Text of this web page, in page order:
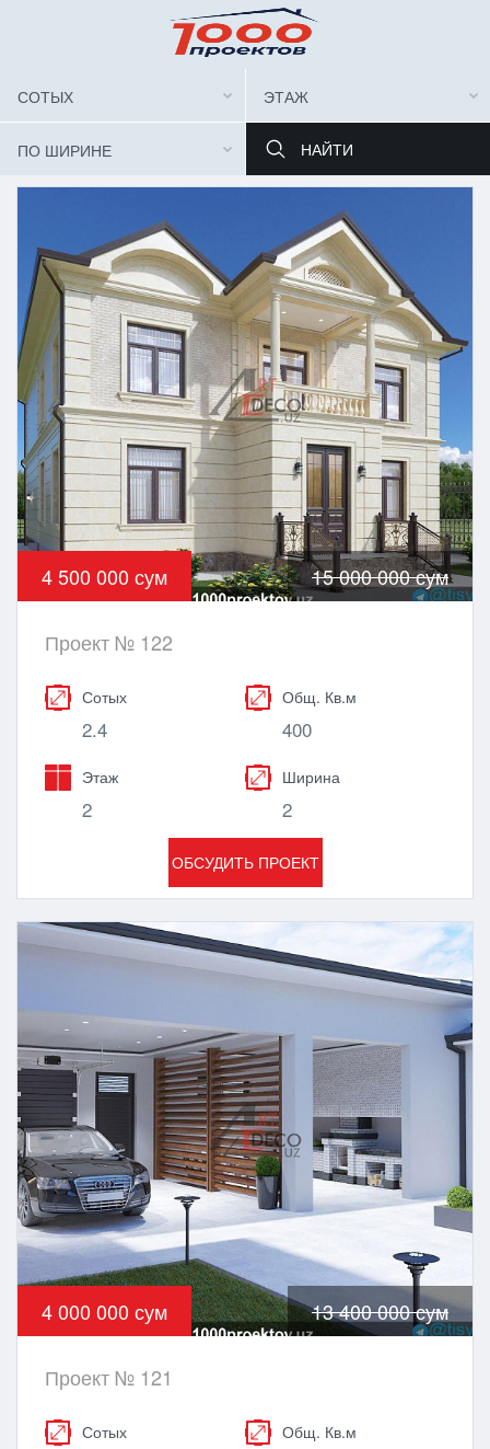
СОТЫХ ЭТАЖ
ПО ШИРИНЕ
4 500 000 сум 15 000 000 сум
Проект № 122
Сотых
2.4
Общ. Кв.м
400
Этаж
2
Ширина
2
ОБСУДИТЬ ПРОЕКТ
4 000 000 сум 13 400 000 сум
Проект № 121
Сотых Общ. Кв.м